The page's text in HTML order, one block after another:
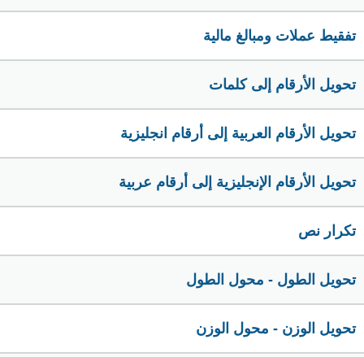
تفقيط عملات ومبالغ مالية
تحويل الأرقام إلى كلمات
تحويل الأرقام العربية إلى أرقام انجليزية
تحويل الأرقام الإنجليزية إلى أرقام عربية
تكرار نص
تحويل الطول - محول الطول
تحويل الوزن - محول الوزن